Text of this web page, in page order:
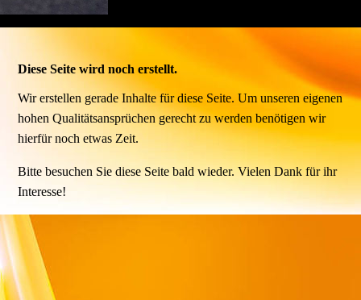
Diese Seite wird noch erstellt.
Wir erstellen gerade Inhalte für diese Seite. Um unseren eigenen
hohen Qualitätsansprüchen gerecht zu werden benötigen wir
hierfür noch etwas Zeit.
Bitte besuchen Sie diese Seite bald wieder. Vielen Dank für ihr
Interesse!